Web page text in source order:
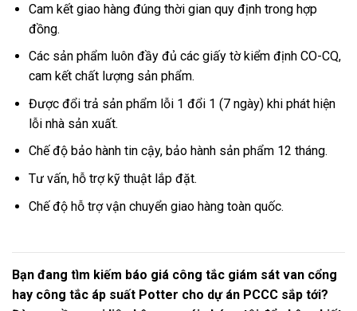
Cam kết giao hàng đúng thời gian quy định trong hợp
đồng.
Các sản phẩm luôn đầy đủ các giấy tờ kiểm định CO-CQ,
cam kết chất lượng sản phẩm.
Được đổi trả sản phẩm lỗi 1 đổi 1 (7 ngày) khi phát hiện
lỗi nhà sản xuất.
Chế độ bảo hành tin cậy, bảo hành sản phẩm 12 tháng.
Tư vấn, hỗ trợ kỹ thuật lắp đặt.
Chế độ hỗ trợ vận chuyển giao hàng toàn quốc.
Bạn đang tìm kiếm báo giá công tắc giám sát van cổng
hay công tắc áp suất Potter cho dự án PCCC sắp tới?